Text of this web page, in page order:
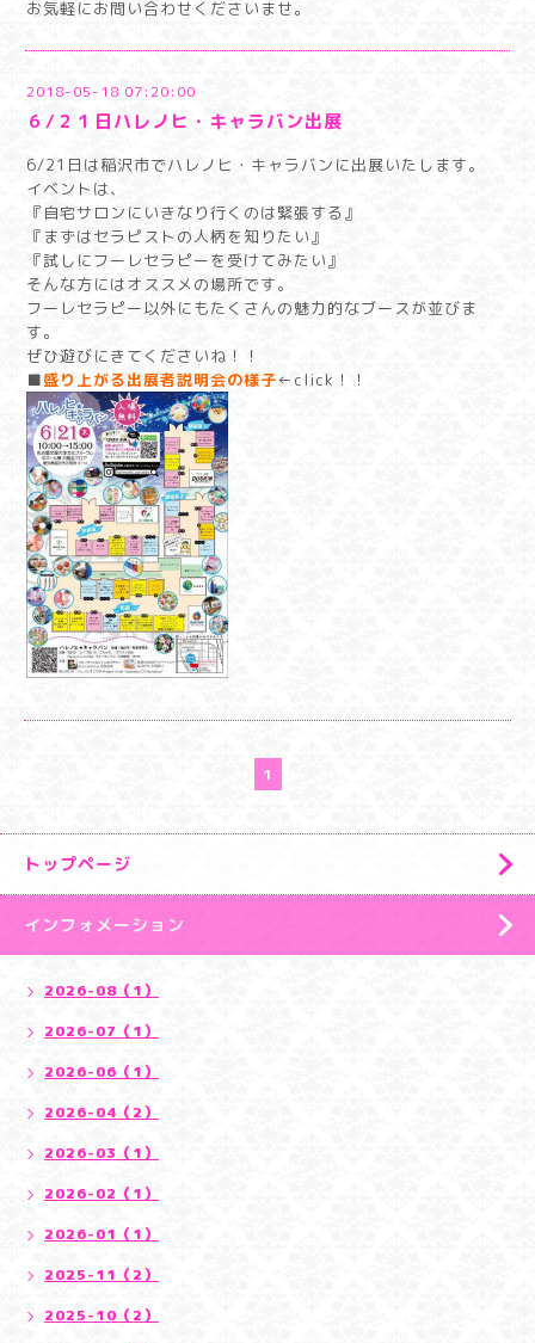
お気軽にお問い合わせくださいませ。
2018-05-18 07:20:00
６/２１日ハレノヒ・キャラバン出展
6/21日は稲沢市でハレノヒ・キャラバンに出展いたします。
イベントは、
『自宅サロンにいきなり行くのは緊張する』
『まずはセラピストの人柄を知りたい』
『試しにフーレセラピーを受けてみたい』
そんな方にはオススメの場所です。
フーレセラピー以外にもたくさんの魅力的なブースが並びま
す。
ぜひ遊びにきてくださいね！！
■盛り上がる出展者説明会の様子←click！！
1
トップページ
インフォメーション
2026-08（1）
2026-07（1）
2026-06（1）
2026-04（2）
2026-03（1）
2026-02（1）
2026-01（1）
2025-11（2）
2025-10（2）